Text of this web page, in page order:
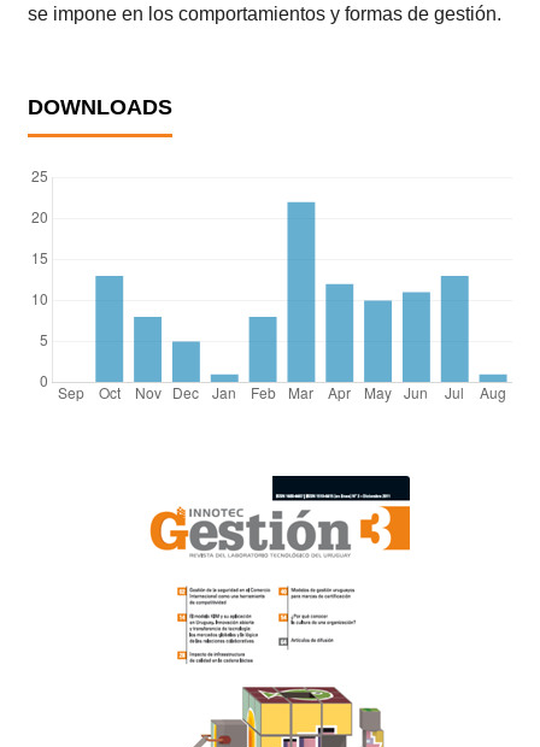
se impone en los comportamientos y formas de gestión.
DOWNLOADS